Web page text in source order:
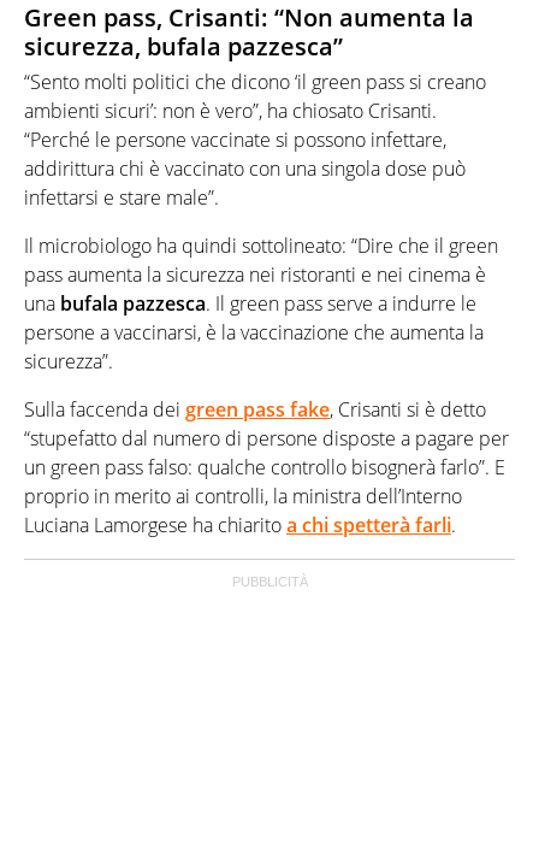
Green pass, Crisanti: “Non aumenta la
sicurezza, bufala pazzesca”
“Sento molti politici che dicono ‘il green pass si creano
ambienti sicuri’: non è vero”, ha chiosato Crisanti.
“Perché le persone vaccinate si possono infettare,
addirittura chi è vaccinato con una singola dose può
infettarsi e stare male”.
Il microbiologo ha quindi sottolineato: “Dire che il green
pass aumenta la sicurezza nei ristoranti e nei cinema è
una bufala pazzesca. Il green pass serve a indurre le
persone a vaccinarsi, è la vaccinazione che aumenta la
sicurezza”.
Sulla faccenda dei green pass fake, Crisanti si è detto
“stupefatto dal numero di persone disposte a pagare per
un green pass falso: qualche controllo bisognerà farlo”. E
proprio in merito ai controlli, la ministra dell’Interno
Luciana Lamorgese ha chiaritoa chi spetterà farli.